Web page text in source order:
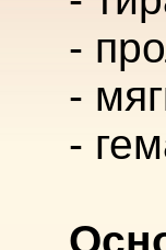
-
-
-